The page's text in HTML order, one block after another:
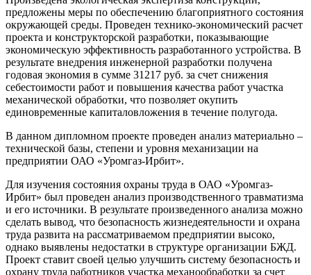
предложены меры по обеспечению благоприятного состояния
окружающей среды. Проведен технико-экономический расчет
проекта и конструкторской разработки, показывающие
экономическую эффективность разработанного устройства. В
результате внедрения инженерной разработки получена
годовая экономия в сумме 31217 руб. за счет снижения
себестоимости работ и повышения качества работ участка
механической обработки, что позволяет окупить
единовременные капиталовложения в течение полугода.
В данном дипломном проекте проведен анализ материально –
технической базы, степени и уровня механизации на
предприятии ОАО «Уромгаз-Ирбит».
Для изучения состояния охраны труда в ОАО «Уромгаз-
Ирбит» был проведен анализ производственного травматизма
и его источники. В результате произведенного анализа можно
сделать вывод, что безопасность жизнедеятельности и охрана
труда развита на рассматриваемом предприятии высоко,
однако выявлены недостатки в структуре организации БЖД.
Проект ставит своей целью улучшить систему безопасность и
охрану труда работников участка механообработки за счет